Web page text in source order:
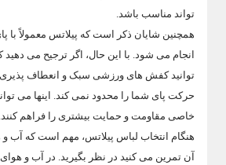
تواند مناسب باشد.
همچنین شایان ذکر است که پیلاتس معمولاً با
انجام می شود. با این حال، اگر ترجیح می
توانید کفش های ورزشی سبک و انعطاف پذیری
حرکت پای شما را محدود نمی کند. اینها می
خاصی مقاومت و حمایت بیشتری را فراهم کنند.
هنگام انتخاب لباس پیلاتس، مهم است که آب و
آن تمرین می کنید در نظر بگیرید. در آب و